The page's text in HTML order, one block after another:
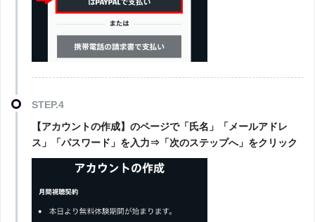
STEP.4
【アカウントの作成】のページで「氏名」「メールアドレ
ス」「パスワード」を入力⇒「次のステップへ」をクリック